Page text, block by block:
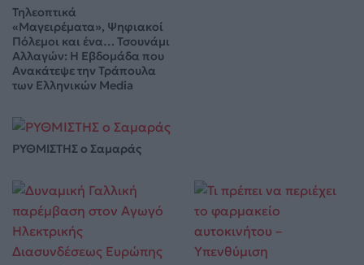
Τηλεοπτικά
«Μαγειρέματα», Ψηφιακοί
Πόλεμοι και ένα… Τσουνάμι
Αλλαγών: Η Εβδομάδα που
Ανακάτεψε την Τράπουλα
των Ελληνικών Media
ΡΥΘΜΙΣΤΗΣ ο Σαμαράς